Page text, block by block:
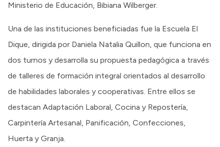
Ministerio de Educación, Bibiana Wilberger.
Una de las instituciones beneficiadas fue la Escuela El
Dique, dirigida por Daniela Natalia Quillon, que funciona en
dos turnos y desarrolla su propuesta pedagógica a través
de talleres de formación integral orientados al desarrollo
de habilidades laborales y cooperativas. Entre ellos se
destacan Adaptación Laboral, Cocina y Repostería,
Carpintería Artesanal, Panificación, Confecciones,
Huerta y Granja.